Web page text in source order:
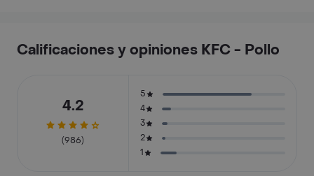
Calificaciones y opiniones KFC - Pollo
4.2
(986)
5
4
3
2
1